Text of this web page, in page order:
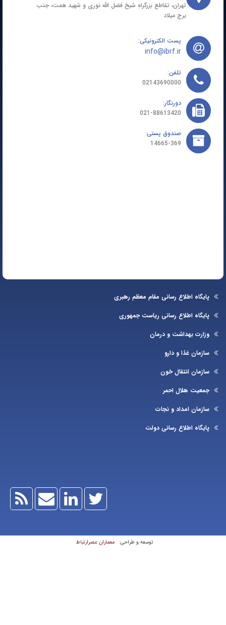
تهران، تقاطع بزرگراه شیخ فضل الله نوری و شهید همت، جنب
برج میلاد
پست الکترونیکی:
info@ibrf.ir
تلفن:
02143690000
دورنگار:
021-88613420
صندوق پستی:
14665-369
اطلاع رسانی مقام معظم رهبری
اطلاع رسانی ریاست جمهوری
بهداشت و درمان
غذا و دارو
انتقال خون
هلال احمر
امداد و نجات
اطلاع رسانی دولت
توسعه و طراحی: معماران عصر‌ارتباط